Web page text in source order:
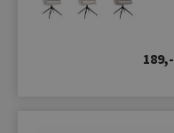
189,-